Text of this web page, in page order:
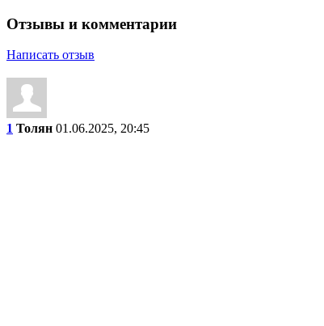
Отзывы и комментарии
Написать отзыв
1 Толян 01.06.2025, 20:45